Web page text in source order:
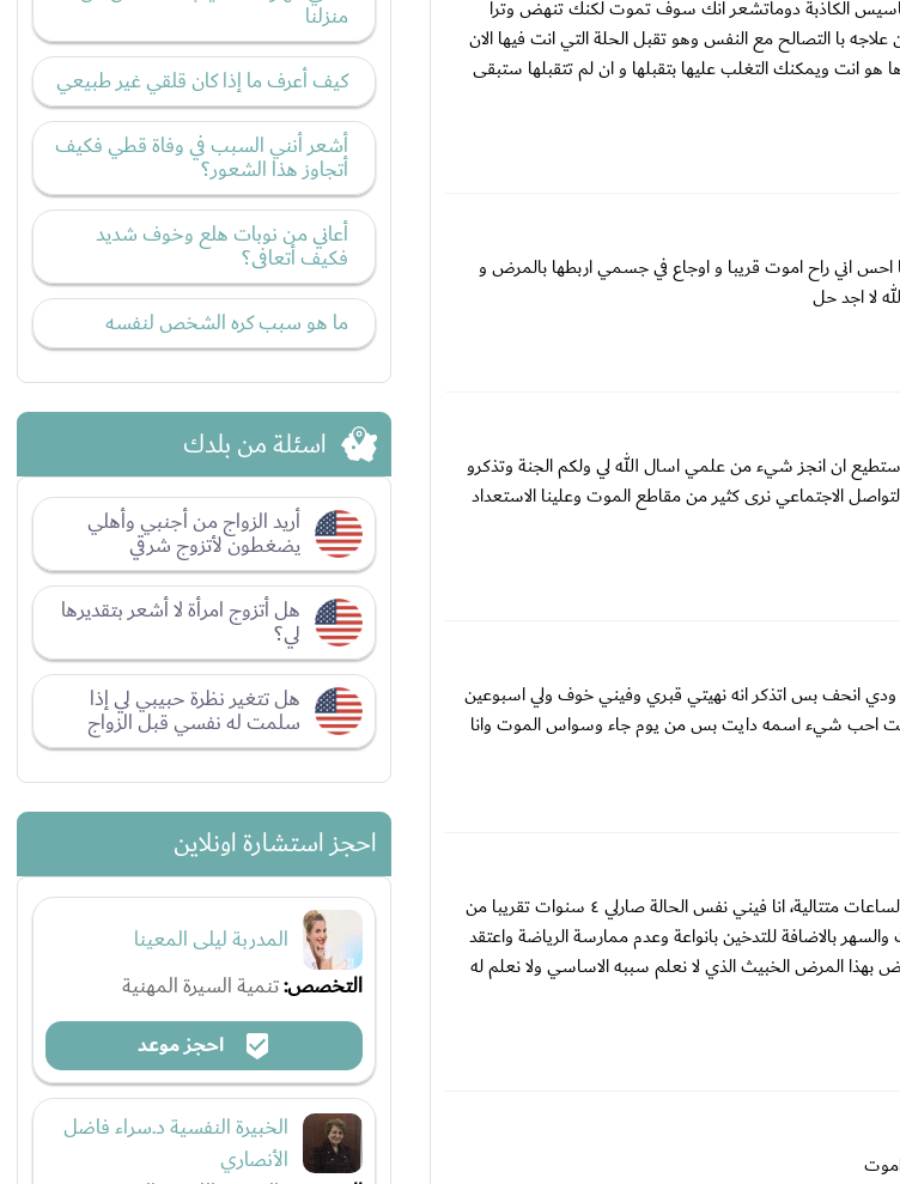
الكاذبة دوماتشعر انك سوف تموت لكنك تنهض وترا
با التصالح مع النفس وهو تقبل الحلة التي انت فيها الان
انت ويمكنك التغلب عليها بتقبلها و ان لم تتقبلها ستبقى
اني راح اموت قريبا و اوجاع في جسمي اربطها بالمرض و
لا اجد حل
ان انجز شيء من علمي اسال الله لي ولكم الجنة وتذكرو
الاجتماعي نرى كثير من مقاطع الموت وعلينا الاستعداد
لي سنه اعاني من وسواس الموت وانا عمري١٦حتى وزني زاد ودي انحف بس اتذكر انه نهيتي قبري وفيني خوف ولي اسبوعين
احب شيء اسمه دايت بس من يوم جاء وسواس الموت وانا
يا جماعة اعتقد والله اعلم الي قاعد يصيبنا من الادمان على الاجهزة الالكترونية والجلوس عليها لساعات متتالية، انا فيني نفس الحالة صارلي ٤ سنوات تقريبا من
بالاضافة للتدخين بانواعة وعدم ممارسة الرياضة واعتقد
بهذا المرض الخبيث الذي لا نعلم سببه الاساسي ولا نعلم له
منزلنا
كيف أعرف ما إذا كان قلقي غير طبيعي
أشعر أنني السبب في وفاة قطي فكيف
أتجاوز هذا الشعور؟
أعاني من نوبات هلع وخوف شديد
فكيف أتعافى؟
ما هو سبب كره الشخص لنفسه
اسئلة من بلدك
أريد الزواج من أجنبي وأهلي
يضغطون لأتزوج شرقي
هل أتزوج امرأة لا أشعر بتقديرها
لي؟
هل تتغير نظرة حبيبي لي إذا
سلمت له نفسي قبل الزواج
احجز استشارة اونلاين
المدربة ليلى المعينا
التخصص:تنمية السيرة المهنية
احجز موعد
الخبيرة النفسية د.سراء فاضل
الأنصاري